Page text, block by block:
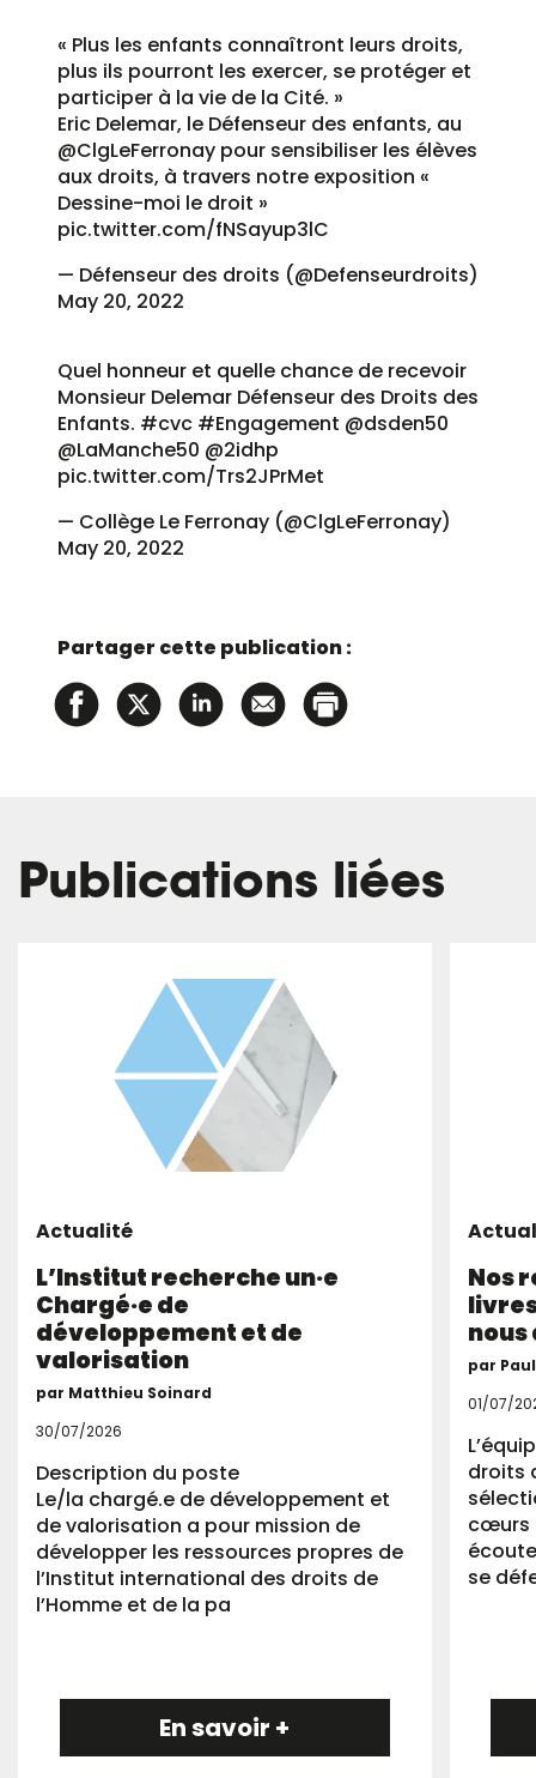
« Plus les enfants connaîtront leurs droits,
plus ils pourront les exercer, se protéger et
participer à la vie de la Cité. »
Eric Delemar, le Défenseur des enfants, au
@ClgLeFerronay pour sensibiliser les élèves
aux droits, à travers notre exposition «
Dessine-moi le droit »
pic.twitter.com/fNSayup3lC
— Défenseur des droits (@Defenseurdroits)
May 20, 2022
Quel honneur et quelle chance de recevoir
Monsieur Delemar Défenseur des Droits des
Enfants. #cvc #Engagement @dsden50
@LaManche50 @2idhp
pic.twitter.com/Trs2JPrMet
— Collège Le Ferronay (@ClgLeFerronay)
May 20, 2022
Partager cette publication :
Publications liées
Actualité
L’Institut recherche un·e
Chargé·e de
développement et de
valorisation
par Matthieu Soinard
30/07/2026
Description du poste
Le/la chargé.e de développement et
de valorisation a pour mission de
développer les ressources propres de
l’Institut international des droits de
l’Homme et de la pa
En savoir +
Nos
nous
par
01/07/
droits
cœurs
se